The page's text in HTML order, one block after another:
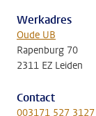
Werkadres
Oude UB
Rapenburg 70
2311 EZ Leiden
Contact
003171 527 3127